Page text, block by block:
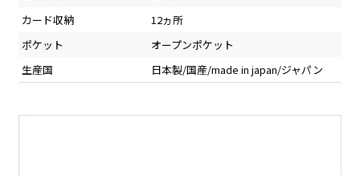
カード収納
12ヵ所
ポケット
オープンポケット
生産国
日本製/国産/made in japan/ジャパン